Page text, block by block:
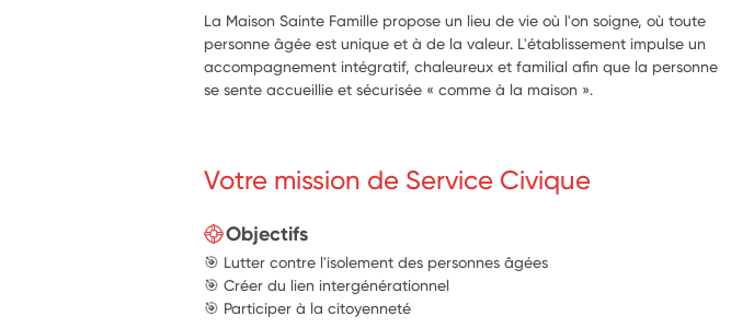
La Maison Sainte Famille propose un lieu de vie où l'on soigne, où toute
personne âgée est unique et à de la valeur. L'établissement impulse un
accompagnement intégratif, chaleureux et familial afin que la personne
se sente accueillie et sécurisée « comme à la maison ».
Votre mission de Service Civique
Objectifs
🎯 Lutter contre l'isolement des personnes âgées
🎯 Créer du lien intergénérationnel
🎯 Participer à la citoyenneté